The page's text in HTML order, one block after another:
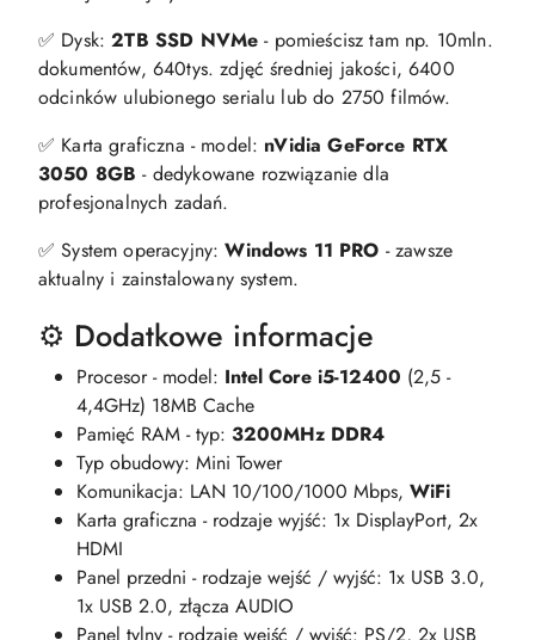
✅ Dysk:2TB SSD NVMe - pomieścisz tam np. 10mln.
dokumentów, 640tys. zdjęć średniej jakości, 6400
odcinków ulubionego serialu lub do 2750 filmów.
✅ Karta graficzna - model: nVidia GeForce RTX
3050 8GB- dedykowane rozwiązanie dla
profesjonalnych zadań.
✅ System operacyjny:Windows 11 PRO - zawsze
aktualny i zainstalowany system.
⚙️ Dodatkowe informacje
Procesor - model: Intel Core i5-12400 (2,5 -
4,4GHz) 18MB Cache
Pamięć RAM - typ: 3200MHz DDR4
Typ obudowy: Mini Tower
Komunikacja: LAN 10/100/1000 Mbps, WiFi
Karta graficzna - rodzaje wyjść: 1x DisplayPort, 2x
HDMI
Panel przedni - rodzaje wejść / wyjść: 1x USB 3.0,
1x USB 2.0, złącza AUDIO
Panel tylny - rodzaje wejść / wyjść: PS/2, 2x USB